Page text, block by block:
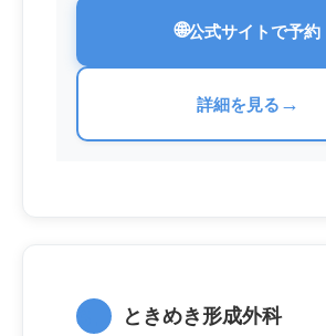
🌐公式サイトで予約
詳細を見る →
3. ときめき形成外科